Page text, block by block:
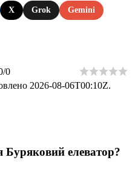
X Grok Gemini
/0
2026-08-06T00:10Z.
Буряковий елеватор?